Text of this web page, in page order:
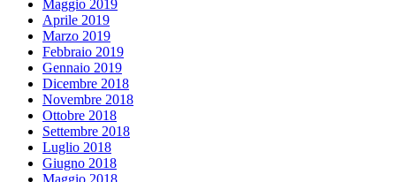
Maggio 2019
Aprile 2019
Marzo 2019
Febbraio 2019
Gennaio 2019
Dicembre 2018
Novembre 2018
Ottobre 2018
Settembre 2018
Luglio 2018
Giugno 2018
Maggio 2018